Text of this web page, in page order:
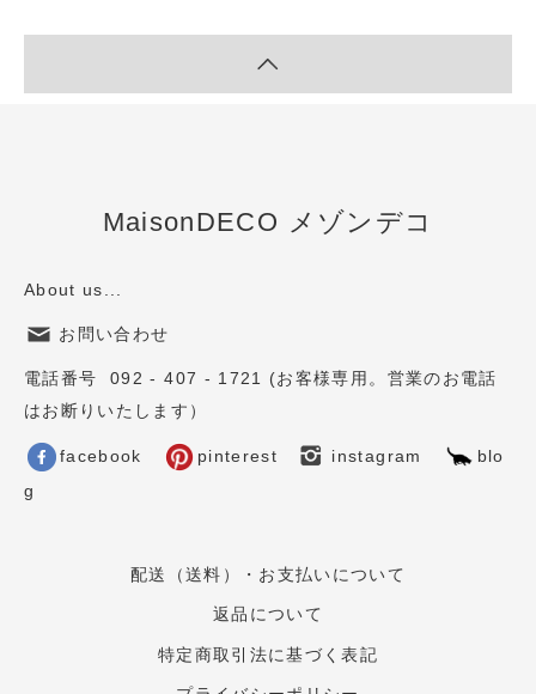
MaisonDECO メゾンデコ
About us...
お問い合わせ
電話番号 092 - 407 - 1721 (お客様専用。営業のお電話
はお断りいたします）
facebook pinterest instagram
blo
g
配送（送料）・お支払いについて
返品について
特定商取引法に基づく表記